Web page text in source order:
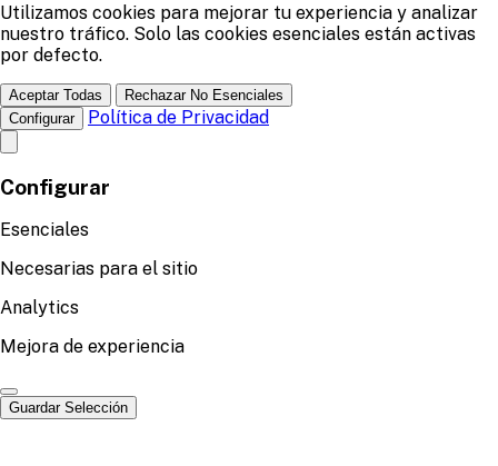
Utilizamos cookies para mejorar tu experiencia y analizar
nuestro tráfico. Solo las cookies esenciales están activas
por defecto.
Aceptar Todas
Rechazar No Esenciales
Configurar
Política de Privacidad
Configurar
Esenciales
Necesarias para el sitio
Analytics
Mejora de experiencia
Guardar Selección